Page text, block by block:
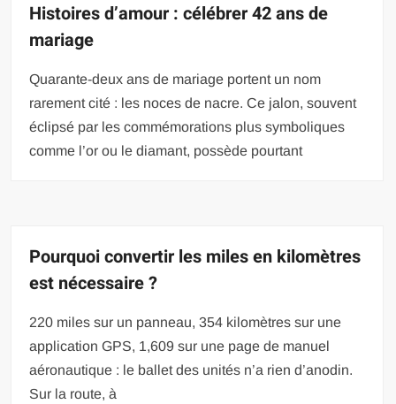
Histoires d’amour : célébrer 42 ans de
mariage
Quarante-deux ans de mariage portent un nom
rarement cité : les noces de nacre. Ce jalon, souvent
éclipsé par les commémorations plus symboliques
comme l’or ou le diamant, possède pourtant
Pourquoi convertir les miles en kilomètres
est nécessaire ?
220 miles sur un panneau, 354 kilomètres sur une
application GPS, 1,609 sur une page de manuel
aéronautique : le ballet des unités n’a rien d’anodin.
Sur la route, à